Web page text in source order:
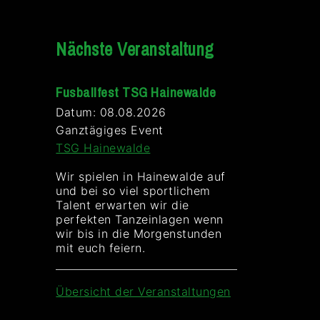
Nächste Veranstaltung
Fusballfest TSG Hainewalde
Datum: 08.08.2026
Ganztägiges Event
TSG Hainewalde
Wir spielen in Hainewalde auf
und bei so viel sportlichem
Talent erwarten wir die
perfekten Tanzeinlagen wenn
wir bis in die Morgenstunden
mit euch feiern.
Übersicht der Veranstaltungen